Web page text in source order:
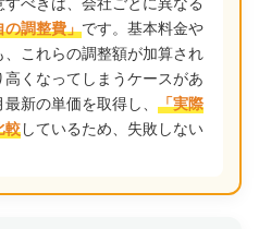
の調整費」です。基本料金や
これらの調整額が加算され
くなってしまうケースがあ
新の単価を取得し、 「実際
較しているため、失敗しない